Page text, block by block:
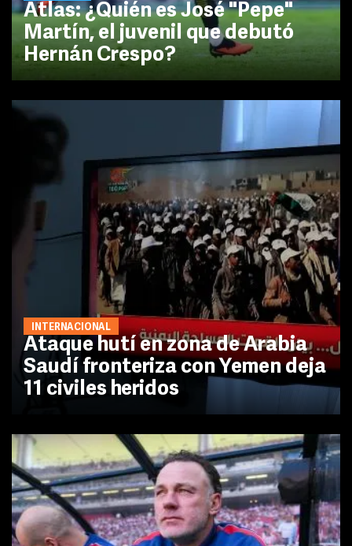
Atlas: ¿Quién es José "Pepe"
Martín, el juvenil que debutó
Hernán Crespo?
INTERNACIONAL
Ataque hutí en zona de Arabia
Saudí fronteriza con Yemen deja
11 civiles heridos